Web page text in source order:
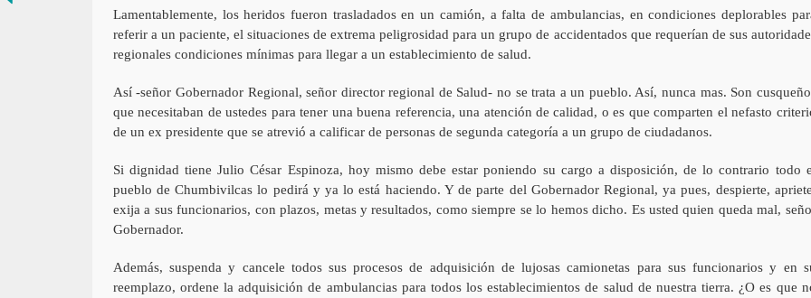
Lamentablemente, los heridos fueron trasladados en un camión, a falta de ambulancias, en condiciones deplorables
referir a un paciente, el situaciones de extrema peligrosidad para un grupo de accidentados que requerían de sus
regionales condiciones mínimas para llegar a un establecimiento de salud.
Así -señor Gobernador Regional, señor director regional de Salud- no se trata a un pueblo. Así, nunca mas. Son
que necesitaban de ustedes para tener una buena referencia, una atención de calidad, o es que comparten el nefasto
de un ex presidente que se atrevió a calificar de personas de segunda categoría a un grupo de ciudadanos.
Si dignidad tiene Julio César Espinoza, hoy mismo debe estar poniendo su cargo a disposición, de lo contrario todo
pueblo de Chumbivilcas lo pedirá y ya lo está haciendo. Y de parte del Gobernador Regional, ya pues, despierte,
exija a sus funcionarios, con plazos, metas y resultados, como siempre se lo hemos dicho. Es usted quien queda mal,
Gobernador.
Además, suspenda y cancele todos sus procesos de adquisición de lujosas camionetas para sus funcionarios y en
reemplazo, ordene la adquisición de ambulancias para todos los establecimientos de salud de nuestra tierra. ¿O es que